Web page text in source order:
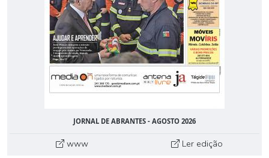
JORNAL DE ABRANTES - AGOSTO 2026
www Ler edição